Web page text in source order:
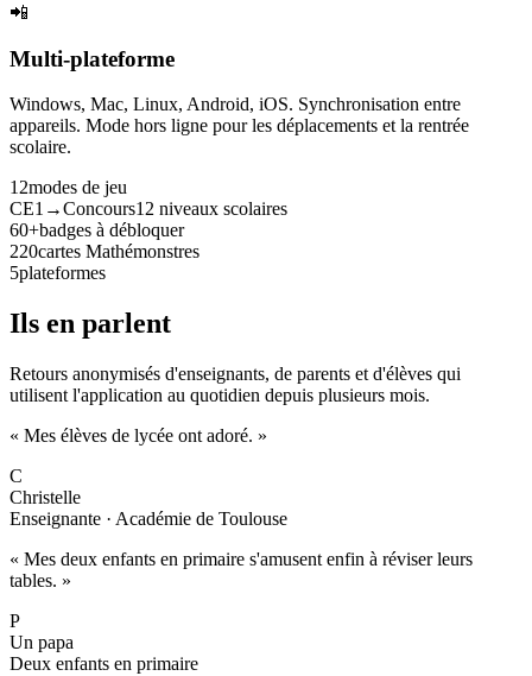
📲
Multi-plateforme
Windows, Mac, Linux, Android, iOS. Synchronisation entre
appareils. Mode hors ligne pour les déplacements et la rentrée
scolaire.
12modes de jeu
CE1→Concours12 niveaux scolaires
60+badges à débloquer
220cartes Mathémonstres
5plateformes
Ils en parlent
Retours anonymisés d'enseignants, de parents et d'élèves qui
utilisent l'application au quotidien depuis plusieurs mois.
« Mes élèves de lycée ont adoré. »
C
Christelle
Enseignante · Académie de Toulouse
« Mes deux enfants en primaire s'amusent enfin à réviser leurs
tables. »
P
Un papa
Deux enfants en primaire